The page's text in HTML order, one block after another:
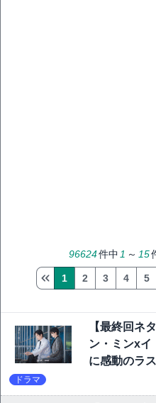
96624件中 1 ～ 15
1 2 3 4 5
【最終回ネ
ン・ミンxイ
に感動のラ
ドラマ